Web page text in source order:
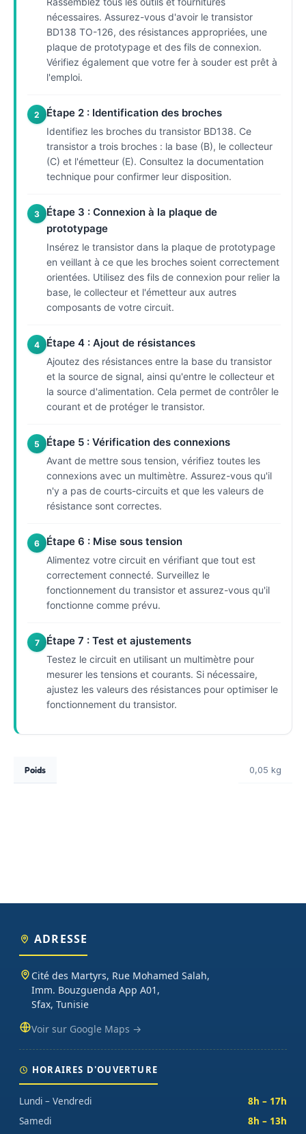
nécessaires. Assurez-vous d'avoir le transistor
BD138 TO-126, des résistances appropriées, une
plaque de prototypage et des fils de connexion.
Vérifiez également que votre fer à souder est prêt à
l'emploi.
2 Étape 2 : Identification des broches
Identifiez les broches du transistor BD138. Ce
transistor a trois broches : la base (B), le collecteur
(C) et l'émetteur (E). Consultez la documentation
technique pour confirmer leur disposition.
3
Étape 3 : Connexion à la plaque de
prototypage
Insérez le transistor dans la plaque de prototypage
en veillant à ce que les broches soient correctement
orientées. Utilisez des fils de connexion pour relier la
base, le collecteur et l'émetteur aux autres
composants de votre circuit.
4 Étape 4 : Ajout de résistances
Ajoutez des résistances entre la base du transistor
et la source de signal, ainsi qu'entre le collecteur et
la source d'alimentation. Cela permet de contrôler le
courant et de protéger le transistor.
5 Étape 5 : Vérification des connexions
Avant de mettre sous tension, vérifiez toutes les
connexions avec un multimètre. Assurez-vous qu'il
n'y a pas de courts-circuits et que les valeurs de
résistance sont correctes.
6 Étape 6 : Mise sous tension
Alimentez votre circuit en vérifiant que tout est
correctement connecté. Surveillez le
fonctionnement du transistor et assurez-vous qu'il
fonctionne comme prévu.
7 Étape 7 : Test et ajustements
Testez le circuit en utilisant un multimètre pour
mesurer les tensions et courants. Si nécessaire,
ajustez les valeurs des résistances pour optimiser le
fonctionnement du transistor.
Poids 0,05 kg
ADRESSE
Cité des Martyrs, Rue Mohamed Salah,
Imm. Bouzguenda App A01,
Sfax, Tunisie
Voir sur Google Maps →
HORAIRES D'OUVERTURE
Lundi – Vendredi
8h – 17h
Samedi
8h – 13h